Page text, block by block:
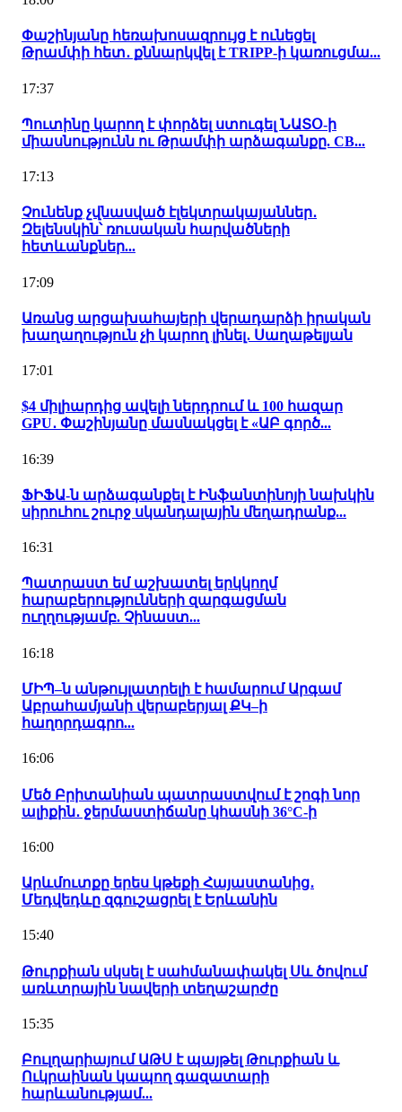
Փաշինյանը հեռախոսազրույց է ունեցել
Թրամփի հետ․ քննարկվել է TRIPP-ի կառուցմա...
17:37
Պուտինը կարող է փորձել ստուգել ՆԱՏՕ-ի
միասնությունն ու Թրամփի արձագանքը. CB...
17:13
Չունենք չվնասված էլեկտրակայաններ․
Զելենսկին՝ ռուսական հարվածների
հետևանքներ...
17:09
Առանց արցախահայերի վերադարձի իրական
խաղաղություն չի կարող լինել․ Սաղաթելյան
17:01
$4 միլիարդից ավելի ներդրում և 100 հազար
GPU․ Փաշինյանը մասնակցել է «ԱԲ գործ...
16:39
ՖԻՖԱ-ն արձագանքել է Ինֆանտինոյի նախկին
սիրուհու շուրջ սկանդալային մեղադրանք...
16:31
Պատրաստ եմ աշխատել երկկողմ
հարաբերությունների զարգացման
ուղղությամբ. Չինաստ...
16:18
ՄԻՊ–ն անթույլատրելի է համարում Արգամ
Աբրահամյանի վերաբերյալ ՔԿ–ի
հաղորդագրո...
16:06
Մեծ Բրիտանիան պատրաստվում է շոգի նոր
ալիքին․ ջերմաստիճանը կհասնի 36°C-ի
16:00
Արևմուտքը երես կթեքի Հայաստանից․
Մեդվեդևը զգուշացրել է Երևանին
15:40
Թուրքիան սկսել է սահմանափակել Սև ծովում
առևտրային նավերի տեղաշարժը
15:35
Բուլղարիայում ԱԹՍ է պայթել Թուրքիան և
Ուկրաինան կապող գազատարի
հարևանությամ...